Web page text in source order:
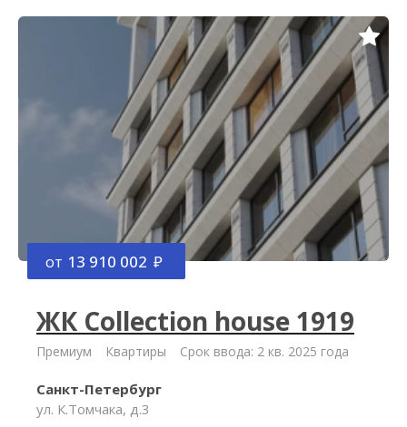
от 13 910 002
ЖК Collection house 1919
Премиум Квартиры Срок ввода: 2 кв. 2025 года
Санкт-Петербург
ул. К.Томчака, д.3